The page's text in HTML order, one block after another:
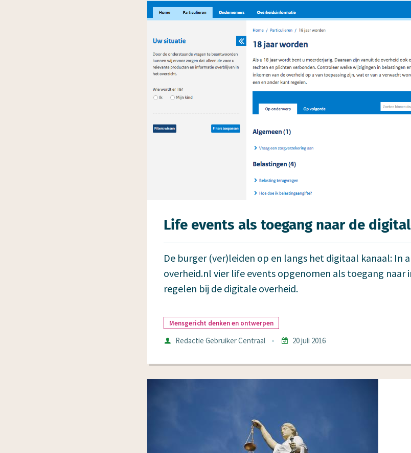
Life events als toegang naar de
De burger (ver)leiden op en langs het digitaal kanaal: In
overheid.nl vier life events opgenomen als toegang naar
regelen bij de digitale overheid.
Mensgericht denken en ontwerpen
AuteurRedactie Gebruiker Centraal
20 juli 2016